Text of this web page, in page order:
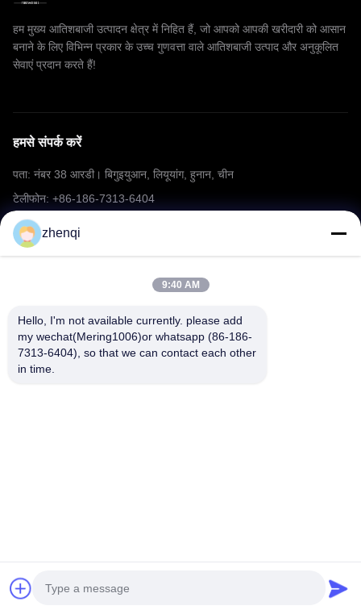
हम मुख्य आतिशबाजी उत्पादन क्षेत्र में निहित हैं, जो आपको आपकी खरीदारी को आसान
बनाने के लिए विभिन्न प्रकार के उच्च गुणवत्ता वाले आतिशबाजी उत्पाद और अनुकूलित
सेवाएं प्रदान करते हैं!
हमसे संपर्क करें
पता: नंबर 38 आरडी। बिगुइयुआन, लियूयांग, हुनान, चीन
टेलीफोन: +86-186-7313-6404
ईमेल: mering@mandarinfireworks.com
zhenqi
9:40 AM
Hello, I'm not available currently. please add
my wechat(Mering1006)or whatsapp (86-186-
7313-6404), so that we can contact each other
in time.